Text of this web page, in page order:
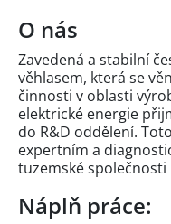
O nás
Zavedená a stabilní
věhlasem, která se
činnosti v oblasti
elektrické energie
do R&D oddělení.
expertním a
tuzemské
Náplň práce: